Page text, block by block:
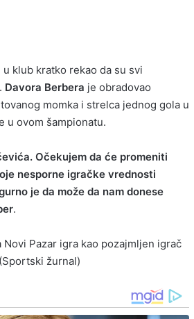
u klub kratko rekao da su svi
Davora Berbera je obradovao
momka i strelca jednog gola u
u ovom šampionatu.
Očekujem da će promeniti
nesporne igračke vrednosti
je da može da nam donese
.
Novi Pazar igra kao pozajmljen igrač
žurnal)